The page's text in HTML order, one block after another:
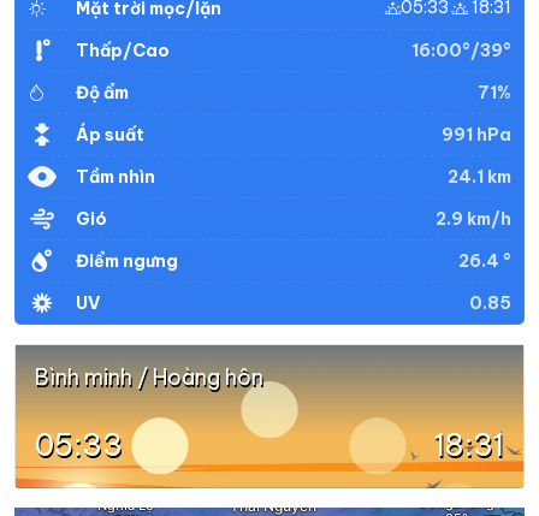
12:00 36°/
13:00 37°
14:00
15:00
16:00 36°/41°
17:00 35°/40° Mây đen u ám
Mặt trời mọc/lặn
05:33 18:31
Thấp/Cao
16:00°/39°
Độ ẩm
71%
Áp suất
991 hPa
Tầm nhìn
24.1 km
Gió
2.9 km/h
Điểm ngưng
26.4 °
UV
0.85
Bình minh / Hoàng hôn
05:33 18:31